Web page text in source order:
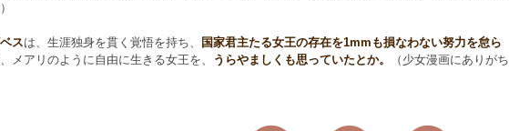
スは、生涯独身を貫く覚悟を持ち、
国家君主たる女王の存在を1mmも損なわない努力を怠ら
メアリのように自由に生きる女王を、 うらやましくも思っていたとか。
（少女漫画にありがち